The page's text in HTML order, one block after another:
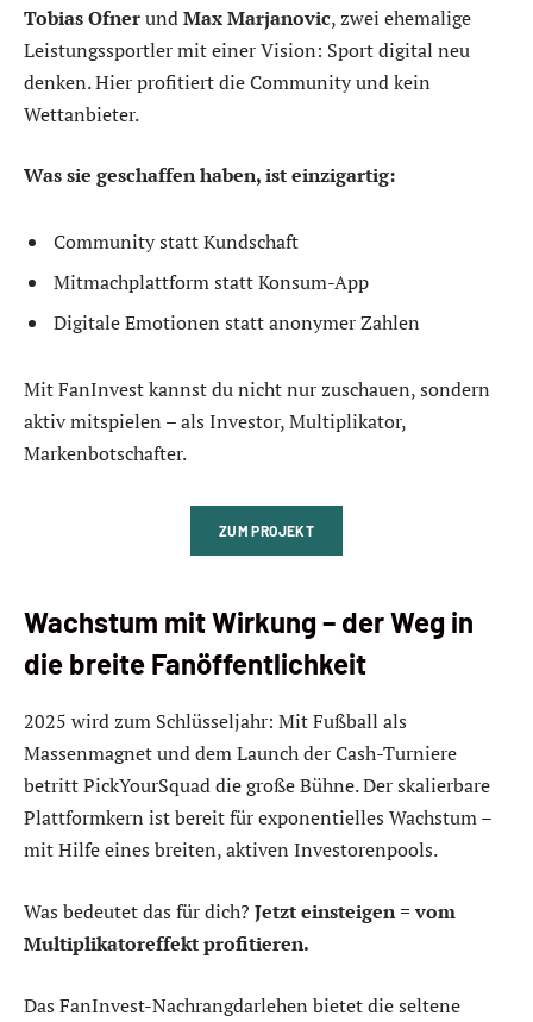
Tobias OfnerundMax Marjanovic, zwei ehemalige
Leistungssportler mit einer Vision: Sport digital neu
denken. Hier profitiert die Community und kein
Wettanbieter.
Was sie geschaffen haben, ist einzigartig:
Community statt Kundschaft
Mitmachplattform statt Konsum-App
Digitale Emotionen statt anonymer Zahlen
Mit FanInvest kannst du nicht nur zuschauen, sondern
aktiv mitspielen – als Investor, Multiplikator,
Markenbotschafter.
ZUM PROJEKT
Wachstum mit Wirkung – der Weg in
die breite Fanöffentlichkeit
2025 wird zum Schlüsseljahr: Mit Fußball als
Massenmagnet und dem Launch der Cash-Turniere
betritt PickYourSquad die große Bühne. Der skalierbare
Plattformkern ist bereit für exponentielles Wachstum –
mit Hilfe eines breiten, aktiven Investorenpools.
Was bedeutet das für dich? Jetzt einsteigen = vom
Multiplikatoreffekt profitieren.
Das FanInvest-Nachrangdarlehen bietet die seltene